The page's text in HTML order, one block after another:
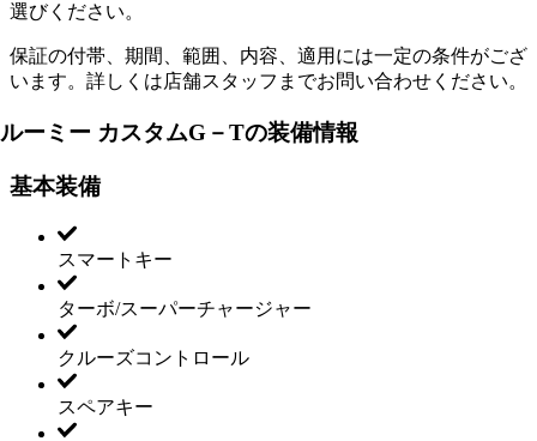
選びください。
保証の付帯、期間、範囲、内容、適用には一定の条件がござ
います。詳しくは店舗スタッフまでお問い合わせください。
ルーミー カスタムG－Tの装備情報
基本装備
スマートキー
ターボ/スーパーチャージャー
クルーズコントロール
スペアキー